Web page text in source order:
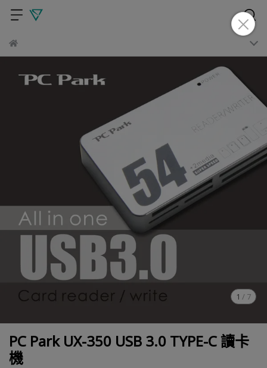
1 / 7
PC Park UX-350 USB 3.0 TYPE-C 讀卡
機